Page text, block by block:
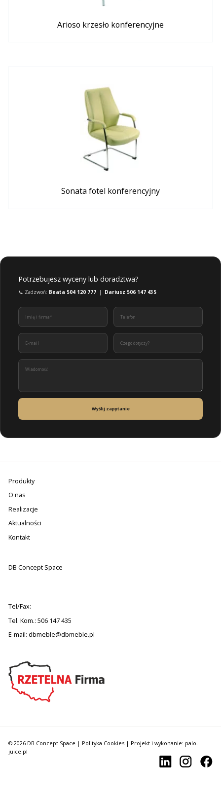
Arioso krzesło konferencyjne
Sonata fotel konferencyjny
Potrzebujesz wyceny lub doradztwa?
📞 Zadzwoń: Beata 504 120 777 | Dariusz 506 147 435
Wyślij zapytanie
Produkty
O nas
Realizacje
Aktualności
Kontakt
DB Concept Space
Tel/Fax:
Tel. Kom.: 506 147 435
E-mail: dbmeble@dbmeble.pl
© 2026 DB Concept Space | Polityka Cookies| Projekt i wykonanie: palo-
juice.pl